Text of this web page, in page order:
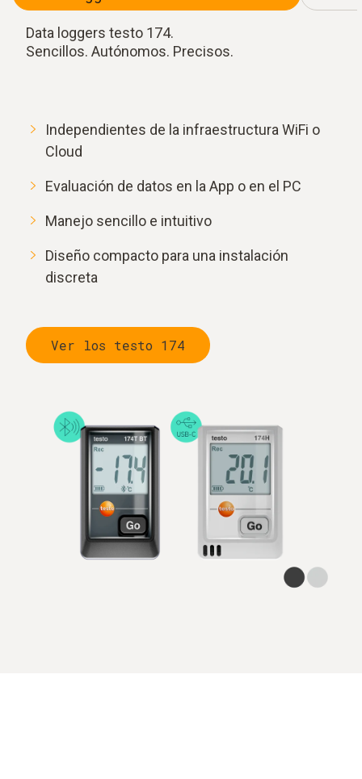
Data loggers testo 174.
Sencillos. Autónomos. Precisos.
Independientes de la infraestructura WiFi o
Cloud
Evaluación de datos en la App o en el PC
Manejo sencillo e intuitivo
Diseño compacto para una instalación
discreta
Ver los testo 174